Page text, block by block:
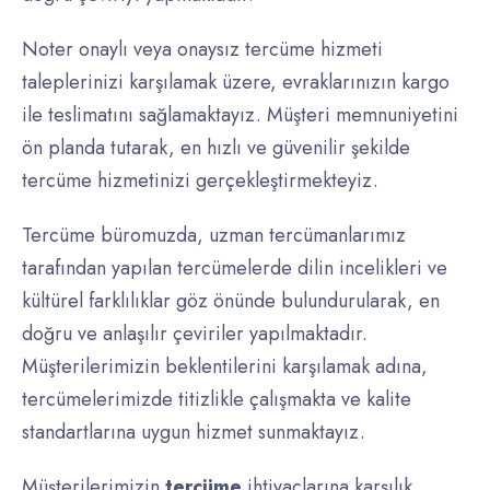
Noter onaylı veya onaysız tercüme hizmeti
taleplerinizi karşılamak üzere, evraklarınızın kargo
ile teslimatını sağlamaktayız. Müşteri memnuniyetini
ön planda tutarak, en hızlı ve güvenilir şekilde
tercüme hizmetinizi gerçekleştirmekteyiz.
Tercüme büromuzda, uzman tercümanlarımız
tarafından yapılan tercümelerde dilin incelikleri ve
kültürel farklılıklar göz önünde bulundurularak, en
doğru ve anlaşılır çeviriler yapılmaktadır.
Müşterilerimizin beklentilerini karşılamak adına,
tercümelerimizde titizlikle çalışmakta ve kalite
standartlarına uygun hizmet sunmaktayız.